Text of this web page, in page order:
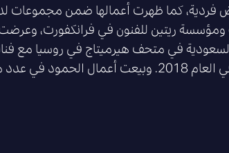
فردية، كما ظهرت أعمالها ضمن مجموعات
ريتين للفنون في فرانكفورت،
في متحف هيرميتاج في روسيا مع
في العام 2019، وشاركت في بينالي لندن للتصميم في العام 2018.